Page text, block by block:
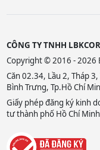
CÔNG TY TNHH
Copyright © 2016 - 2026
Căn 02.34, Lầu 2, Tháp
Bình Trưng, Tp.Hồ Chí
Giấy phép đăng ký kinh
tư thành phố Hồ Chí